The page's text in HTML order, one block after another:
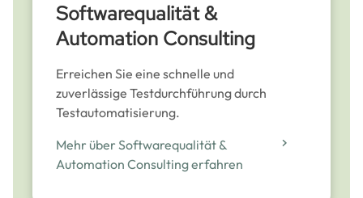
Softwarequalität &
Automation Consulting
Erreichen Sie eine schnelle und
zuverlässige Testdurchführung durch
Testautomatisierung.
Mehr über Softwarequalität &
Automation Consulting erfahren